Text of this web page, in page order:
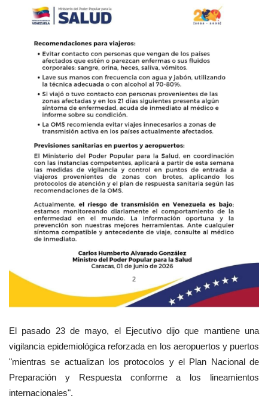
El pasado 23 de mayo, el Ejecutivo dijo que mantiene una
vigilancia epidemiológica reforzada en los aeropuertos y puertos
"mientras se actualizan los protocolos y el Plan Nacional de
Preparación y Respuesta conforme a los lineamientos
internacionales".